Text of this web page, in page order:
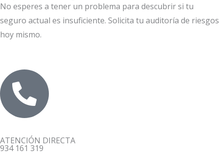
No esperes a tener un problema para descubrir si tu
seguro actual es insuficiente. Solicita tu auditoría de riesgos
hoy mismo.
ATENCIÓN DIRECTA
934 161 319